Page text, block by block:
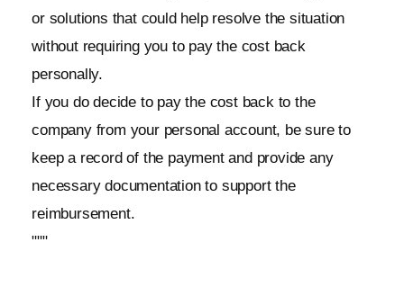
or solutions that could help resolve the situation
without requiring you to pay the cost back
personally.
If you do decide to pay the cost back to the
company from your personal account, be sure to
keep a record of the payment and provide any
necessary documentation to support the
reimbursement.
"""